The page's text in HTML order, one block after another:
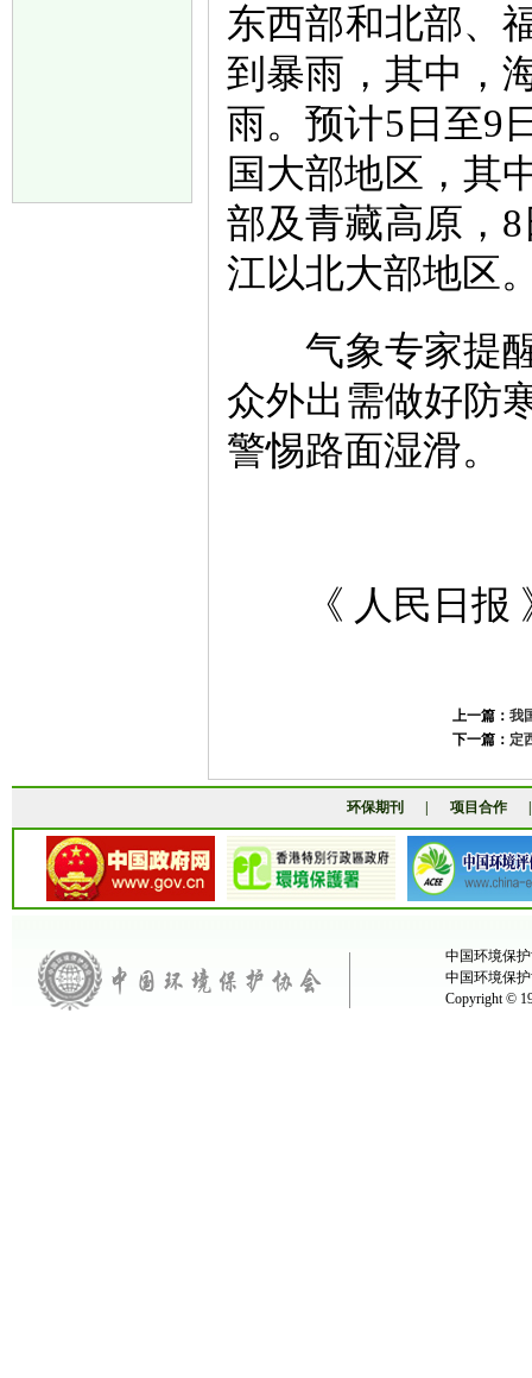
东西部和北部、
到暴雨，其中，
雨。预计5日至9
国大部地区，其
部及青藏高原，
江以北大部地区
气象专家提醒
众外出需做好防
警惕路面湿滑。
《 人民日报 》
上一篇： 我
下一篇： 定
环保期刊 项目合作
中国环境保
中国环境保
Copyright ©